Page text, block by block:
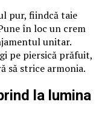
pur, fiindcă taie
în loc un crem
unitar.
pe piersică prăfuit,
să strice armonia.
la lumina